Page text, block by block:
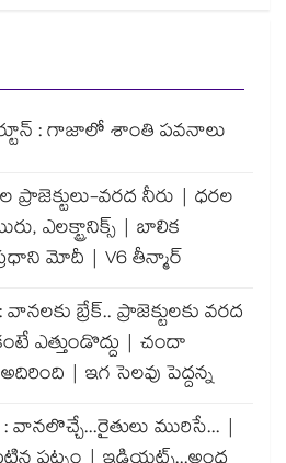
: గాజాలో శాంతి పవనాలు
వరద నీరు | ధరల
ఎలక్ట్రానిక్స్ | బాలిక
మోదీ | V6 తీన్మార్
బ్రేక్.. ప్రాజెక్టులకు వరద
ఎత్తుండొద్దు | చందా
| ఇగ సెలవు పెద్దన్న
వానలొచ్చే...రైతులు మురిసే... |